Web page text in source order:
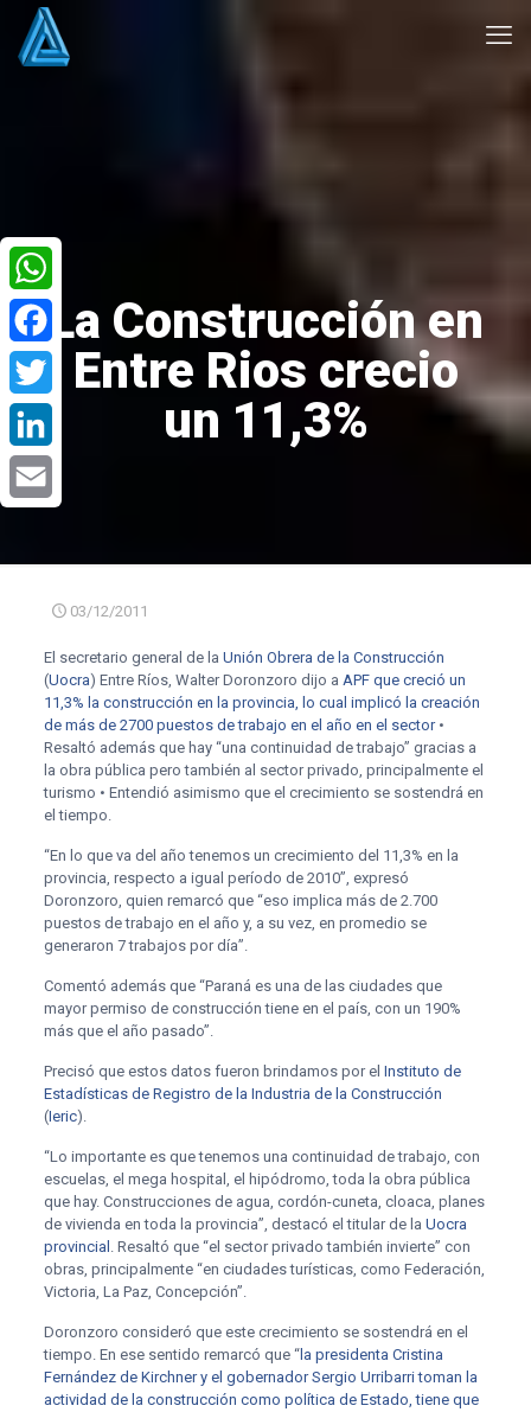
La Construcción en
Entre Rios crecio
un 11,3%
03/12/2011
El secretario general de la Unión Obrera de la Construcción
(Uocra) Entre Ríos, Walter Doronzoro dijo a APF que creció un
11,3% la construcción en la provincia, lo cual implicó la creación
de más de 2700 puestos de trabajo en el año en el sector•
Resaltó además que hay “una continuidad de trabajo” gracias a
la obra pública pero también al sector privado, principalmente el
turismo • Entendió asimismo que el crecimiento se sostendrá en
el tiempo.
“En lo que va del año tenemos un crecimiento del 11,3% en la
provincia, respecto a igual período de 2010”, expresó
Doronzoro, quien remarcó que “eso implica más de 2.700
puestos de trabajo en el año y, a su vez, en promedio se
generaron 7 trabajos por día”.
Comentó además que “Paraná es una de las ciudades que
mayor permiso de construcción tiene en el país, con un 190%
más que el año pasado”.
Precisó que estos datos fueron brindamos por el Instituto de
Estadísticas de Registro de la Industria de la Construcción
(Ieric).
“Lo importante es que tenemos una continuidad de trabajo, con
escuelas, el mega hospital, el hipódromo, toda la obra pública
que hay. Construcciones de agua, cordón-cuneta, cloaca, planes
de vivienda en toda la provincia”, destacó el titular de la Uocra
provincial . Resaltó que “el sector privado también invierte” con
obras, principalmente “en ciudades turísticas, como Federación,
Victoria, La Paz, Concepción”.
Doronzoro consideró que este crecimiento se sostendrá en el
tiempo. En ese sentido remarcó que “la presidenta Cristina
Fernández de Kirchner y el gobernador Sergio Urribarri toman la
actividad de la construcción como política de Estado, tiene que
WhatsApp
Facebook
Twitter
LinkedIn